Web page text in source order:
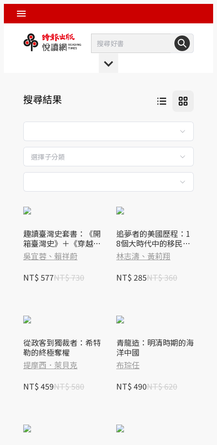
搜尋結果
選擇子分類
趣讀臺灣史套書：《開
箱臺灣史》＋《穿越臺
灣趣歷史》
吳宜蓉、賴祥蔚
NT$ 577NT$ 730
追夢者的美國歷程：1
8個大時代中的移民故
事
林志濤、黃莉翔
NT$ 285NT$ 360
從政客到獨裁者：希特
勒的終極奪權
提摩西．萊貝克
NT$ 459NT$ 580
青龍造：明清時期的海
洋中國
布琮任
NT$ 490NT$ 620